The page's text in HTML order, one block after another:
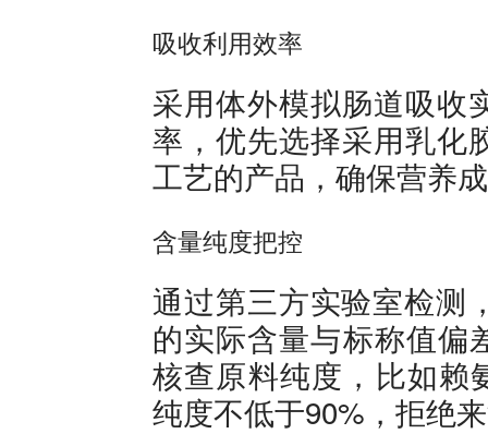
吸收利用效率
采用体外模拟肠道吸收
率，优先选择采用乳化
工艺的产品，确保营养
含量纯度把控
通过第三方实验室检测
的实际含量与标称值偏
核查原料纯度，比如赖
纯度不低于90%，拒绝